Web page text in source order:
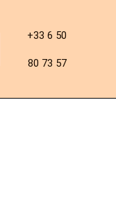
+33 6 50
80 73 57